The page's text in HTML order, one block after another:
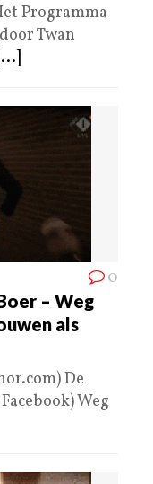
Programma
Twan
0
– Weg
als
De
Weg